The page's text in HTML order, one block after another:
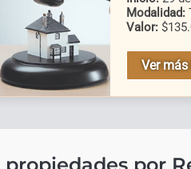
Modalidad:
Valor:
Ver